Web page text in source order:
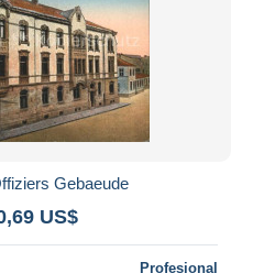
Gebaeude
US$
Profesional